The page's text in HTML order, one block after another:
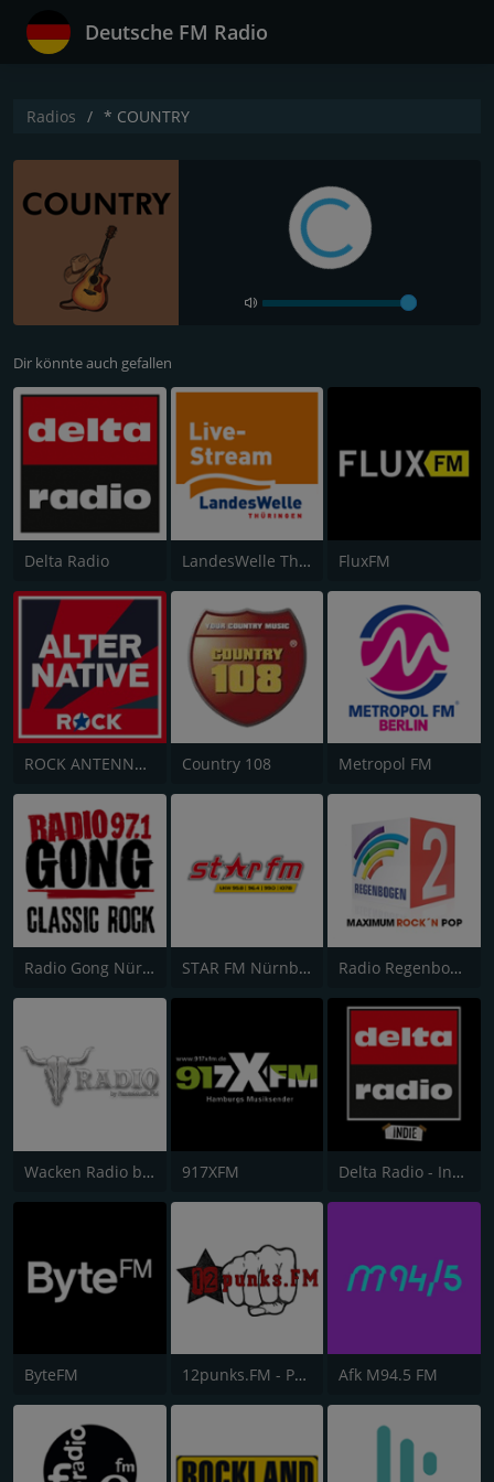
Deutsche FM Radio
Radios * COUNTRY
Dir könnte auch gefallen
Delta Radio LandesWelle Thüringen FluxFM
ROCK ANTENNE Alternative Country 108 Metropol FM
Radio Gong Nürnberg STAR FM Nürnberg Radio Regenbogen 2
Wacken Radio by RauteMusik.FM 917XFM Delta Radio - Indie
ByteFM 12punks.FM - Punk Rock Radio Afk M94.5 FM